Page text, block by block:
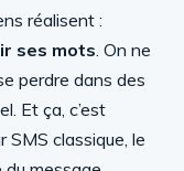
réalisent :
ses mots. On ne
perdre dans des
Et ça, c’est
classique, le